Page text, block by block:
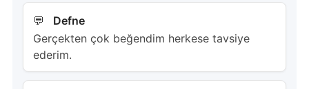
Defne
Gerçekten çok beğendim herkese tavsiye
ederim.